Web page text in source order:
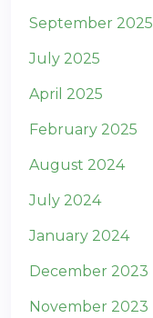
September 2025
July 2025
April 2025
February 2025
August 2024
July 2024
January 2024
December 2023
November 2023